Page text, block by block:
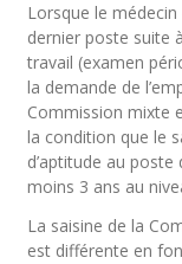
Lorsque le
dernier poste suite
travail (examen
la demande de
Commission mixte
la condition que le
d’aptitude au poste
moins 3 ans au
La saisine de la
est différente en